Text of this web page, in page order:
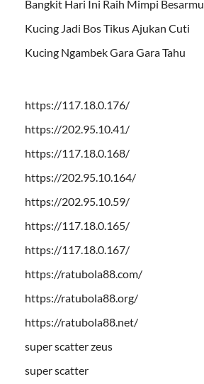
Bangkit Hari Ini Raih Mimpi Besarmu
Kucing Jadi Bos Tikus Ajukan Cuti
Kucing Ngambek Gara Gara Tahu
https://117.18.0.176/
https://202.95.10.41/
https://117.18.0.168/
https://202.95.10.164/
https://202.95.10.59/
https://117.18.0.165/
https://117.18.0.167/
https://ratubola88.com/
https://ratubola88.org/
https://ratubola88.net/
super scatter zeus
super scatter